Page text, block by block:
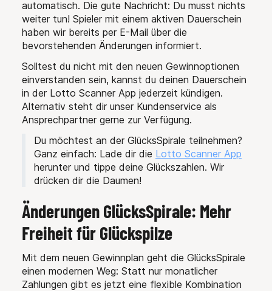
automatisch. Die gute Nachricht: Du musst nichts
weiter tun! Spieler mit einem aktiven Dauerschein
haben wir bereits per E-Mail über die
bevorstehenden Änderungen informiert.
Solltest du nicht mit den neuen Gewinnoptionen
einverstanden sein, kannst du deinen Dauerschein
in der Lotto Scanner App jederzeit kündigen.
Alternativ steht dir unser Kundenservice als
Ansprechpartner gerne zur Verfügung.
Du möchtest an der GlücksSpirale teilnehmen?
Ganz einfach: Lade dir die Lotto Scanner App
herunter und tippe deine Glückszahlen. Wir
drücken dir die Daumen!
Änderungen GlücksSpirale: Mehr
Freiheit für Glückspilze
Mit dem neuen Gewinnplan geht die GlücksSpirale
einen modernen Weg: Statt nur monatlicher
Zahlungen gibt es jetzt eine flexible Kombination